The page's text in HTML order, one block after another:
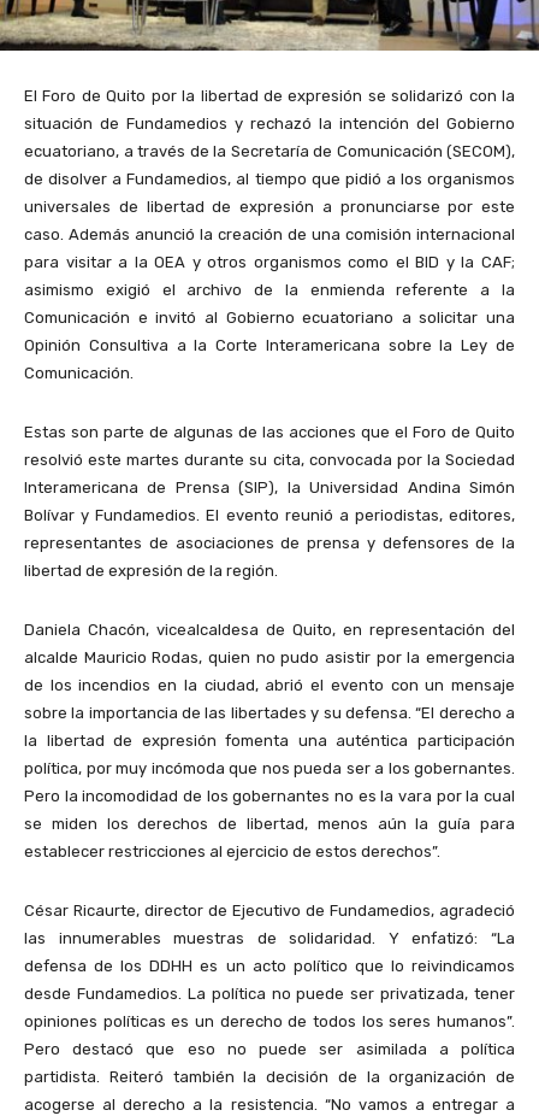
El Foro de Quito por la libertad de expresión se solidarizó con la
situación de Fundamedios y rechazó la intención del Gobierno
ecuatoriano, a través de la Secretaría de Comunicación (SECOM),
de disolver a Fundamedios, al tiempo que pidió a los organismos
universales de libertad de expresión a pronunciarse por este
caso. Además anunció la creación de una comisión internacional
para visitar a la OEA y otros organismos como el BID y la CAF;
asimismo exigió el archivo de la enmienda referente a la
Comunicación e invitó al Gobierno ecuatoriano a solicitar una
Opinión Consultiva a la Corte Interamericana sobre la Ley de
Comunicación.
Estas son parte de algunas de las acciones que el Foro de Quito
resolvió este martes durante su cita, convocada por la Sociedad
Interamericana de Prensa (SIP), la Universidad Andina Simón
Bolívar y Fundamedios. El evento reunió a periodistas, editores,
representantes de asociaciones de prensa y defensores de la
libertad de expresión de la región.
Daniela Chacón, vicealcaldesa de Quito, en representación del
alcalde Mauricio Rodas, quien no pudo asistir por la emergencia
de los incendios en la ciudad, abrió el evento con un mensaje
sobre la importancia de las libertades y su defensa. “El derecho a
la libertad de expresión fomenta una auténtica participación
política, por muy incómoda que nos pueda ser a los gobernantes.
Pero la incomodidad de los gobernantes no es la vara por la cual
se miden los derechos de libertad, menos aún la guía para
establecer restricciones al ejercicio de estos derechos”.
César Ricaurte, director de Ejecutivo de Fundamedios, agradeció
las innumerables muestras de solidaridad. Y enfatizó: “La
defensa de los DDHH es un acto político que lo reivindicamos
desde Fundamedios. La política no puede ser privatizada, tener
opiniones políticas es un derecho de todos los seres humanos”.
Pero destacó que eso no puede ser asimilada a política
partidista. Reiteró también la decisión de la organización de
acogerse al derecho a la resistencia. “No vamos a entregar a